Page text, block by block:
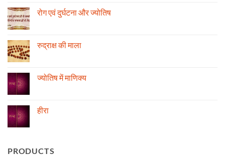
मंगल
ग्रह
अनुसार
तेजी-
रोग एवं दुर्घटना और ज्योतिष
रोग
एवं
रुद्राक्ष की माला
रुद्राक्ष
की
ज्योतिष में माणिक्य
ज्योतिष
मेंहीरा
PRODUCTS